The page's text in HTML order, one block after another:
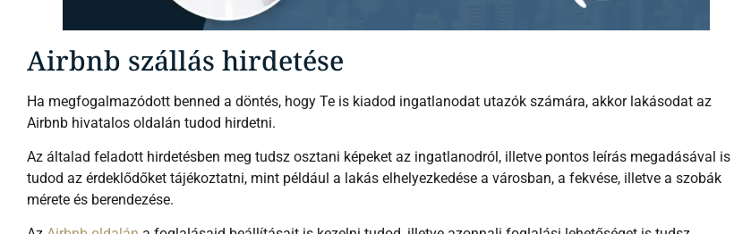
Airbnb szállás hirdetése
Ha megfogalmazódott benned a döntés, hogy Te is kiadod ingatlanodat utazók számára, akkor lakásodat az
Airbnb hivatalos oldalán tudod hirdetni.
Az általad feladott hirdetésben meg tudsz osztani képeket az ingatlanodról, illetve pontos leírás megadásával is
tudod az érdeklődőket tájékoztatni, mint például a lakás elhelyezkedése a városban, a fekvése, illetve a szobák
mérete és berendezése.